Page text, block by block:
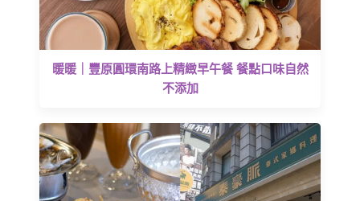
暖暖｜豐原圓環南路上精緻早午餐 餐點口味自然
不添加